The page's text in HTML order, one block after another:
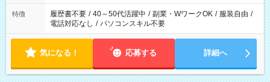
特徴 履歴書不要 / 40～50代活躍中 / 副業・WワークOK / 服装自由 /
電話対応なし / パソコンスキル不要
気になる！ 応募する 詳細へ